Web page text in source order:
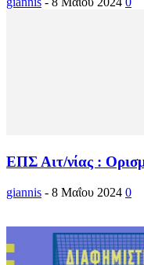
ΕΠΣ Αιτ/νίας :
giannis - 8 Μαΐου 2024 0